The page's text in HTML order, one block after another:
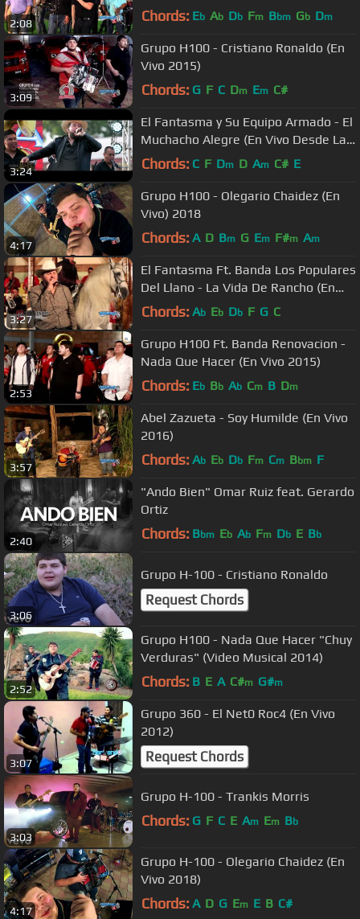
2:08
Huertas (En Vivo 2015)
Chords: Eb Ab Db Fm Bbm Gb Dm
3:09
Grupo H100 - Cristiano Ronaldo (En
Vivo 2015)
Chords: G F C Dm Em C#
3:24
El Fantasma y Su Equipo Armado - El
Muchacho Alegre (En Vivo Desde La
Ciudad)
Chords: C F Dm D Am C# E
4:17
Grupo H100 - Olegario Chaidez (En
Vivo) 2018
Chords: A D Bm G Em F#m Am
3:27
El Fantasma Ft. Banda Los Populares
Del Llano - La Vida De Rancho (En
Vivo 2016)
Chords: Ab Eb Db F G C
2:53
Grupo H100 Ft. Banda Renovacion -
Nada Que Hacer (En Vivo 2015)
Chords: Eb Bb Ab Cm B Dm
3:57
Abel Zazueta - Soy Humilde (En Vivo
2016)
Chords: Ab Eb Db Fm Cm Bbm F
2:40
"Ando Bien" Omar Ruiz feat. Gerardo
Ortiz
Chords: Bbm Eb Ab Fm Db E Bb
3:06
Grupo H-100 - Cristiano Ronaldo
Request Chords
2:52
Grupo H100 - Nada Que Hacer "Chuy
Verduras" (Video Musical 2014)
Chords: B E A C#m G#m
3:07
Grupo 360 - El Net0 Roc4 (En Vivo
2012)
Request Chords
3:03
Grupo H-100 - Trankis Morris
Chords: G F C E Am Em Bb
4:17
Grupo H-100 - Olegario Chaidez (En
Vivo 2018)
Chords: A D G Em E B C#